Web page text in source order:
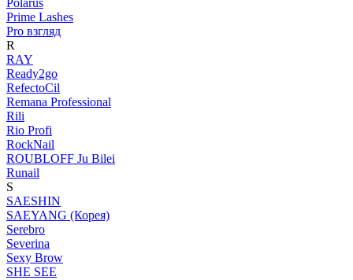
Polarus
Prime Lashes
Pro взгляд
R
RAY
Ready2go
RefectoCil
Remana Professional
Rili
Rio Profi
RockNail
ROUBLOFF Ju Bilei
Runail
S
SAESHIN
SAEYANG (Корея)
Serebro
Severina
Sexy Brow
SHE SEE